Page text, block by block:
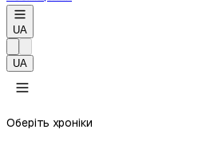
UA
UA
Оберіть хроніки